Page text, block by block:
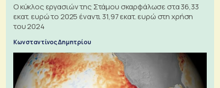
Ο κύκλος εργασιών της Στάμου σκαρφάλωσε στα 36,33
εκατ. ευρώ το 2025 έναντι 31,97 εκατ. ευρώ στη χρήση
του 2024
Κωνσταντίνος Δημητρίου